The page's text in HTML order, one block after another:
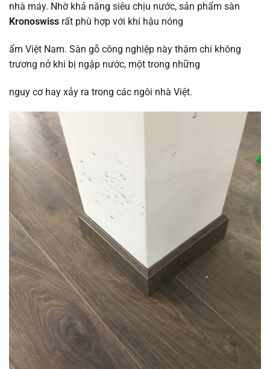
nhà máy. Nhờ khả năng siêu chịu nước, sản phẩm sàn
Kronoswiss rất phù hợp với khí hậu nóng
ẩm Việt Nam. Sàn gỗ công nghiệp này thậm chí không
trương nở khi bị ngập nước, một trong những
nguy cơ hay xảy ra trong các ngôi nhà Việt.